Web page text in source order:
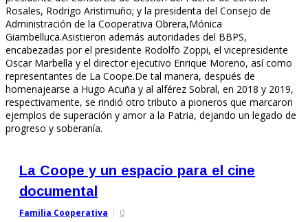
Rosales, Rodrigo Aristimuño; y la presidenta del Consejo de
Administración de la Cooperativa Obrera,Mónica
Giambelluca.Asistieron además autoridades del BBPS,
encabezadas por el presidente Rodolfo Zoppi, el vicepresidente
Oscar Marbella y el director ejecutivo Enrique Moreno, así como
representantes de La Coope.De tal manera, después de
homenajearse a Hugo Acuña y al alférez Sobral, en 2018 y 2019,
respectivamente, se rindió otro tributo a pioneros que marcaron
ejemplos de superación y amor a la Patria, dejando un legado de
progreso y soberanía.
La Coope y un espacio para el cine
documental
Familia Cooperativa 0